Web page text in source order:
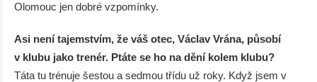
Olomouc jen dobré vzpomínky.
Asi není tajemstvím, že váš otec, Václav Vrána, působí
v klubu jako trenér. Ptáte se ho na dění kolem klubu?
Táta tu trénuje šestou a sedmou třídu už roky. Když jsem v